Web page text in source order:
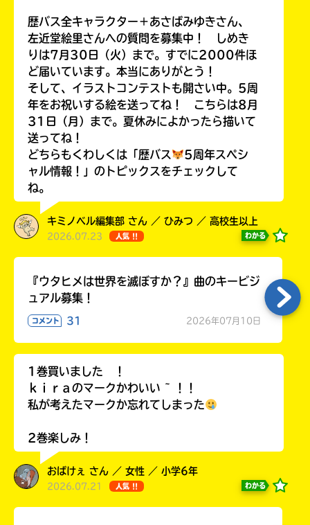
Loading...
歴バス全キャラクター＋あさばみゆきさん、
左近堂絵里さんへの質問を募集中！ しめき
りは7月30日（火）まで。すでに2000件ほ
ど届いています。本当にありがとう！
そして、イラストコンテストも開さい中。5周
年をお祝いする絵を送ってね！ こちらは8月
31日（月）まで。夏休みによかったら描いて
送ってね！
どちらもくわしくは「歴バス
5周年スペシ
ャル情報！」のトピックスをチェックして
ね。
キミノベル編集部 さん ／ ひみつ ／ 高校生以上
2026.07.23 人気 !! わかる
『ウタヒメは世界を滅ぼすか？』曲のキービジ
ュアル募集！
コメント 31 2026年07月10日
1巻買いました ！
ｋｉｒａのマークかわいい ~ ！！
私が考えたマークか忘れてしまった
2巻楽しみ！
おばけぇ さん ／ 女性 ／ 小学6年
2026.07.21 人気 !! わかる
入
内
に
る
の
で、
度
認